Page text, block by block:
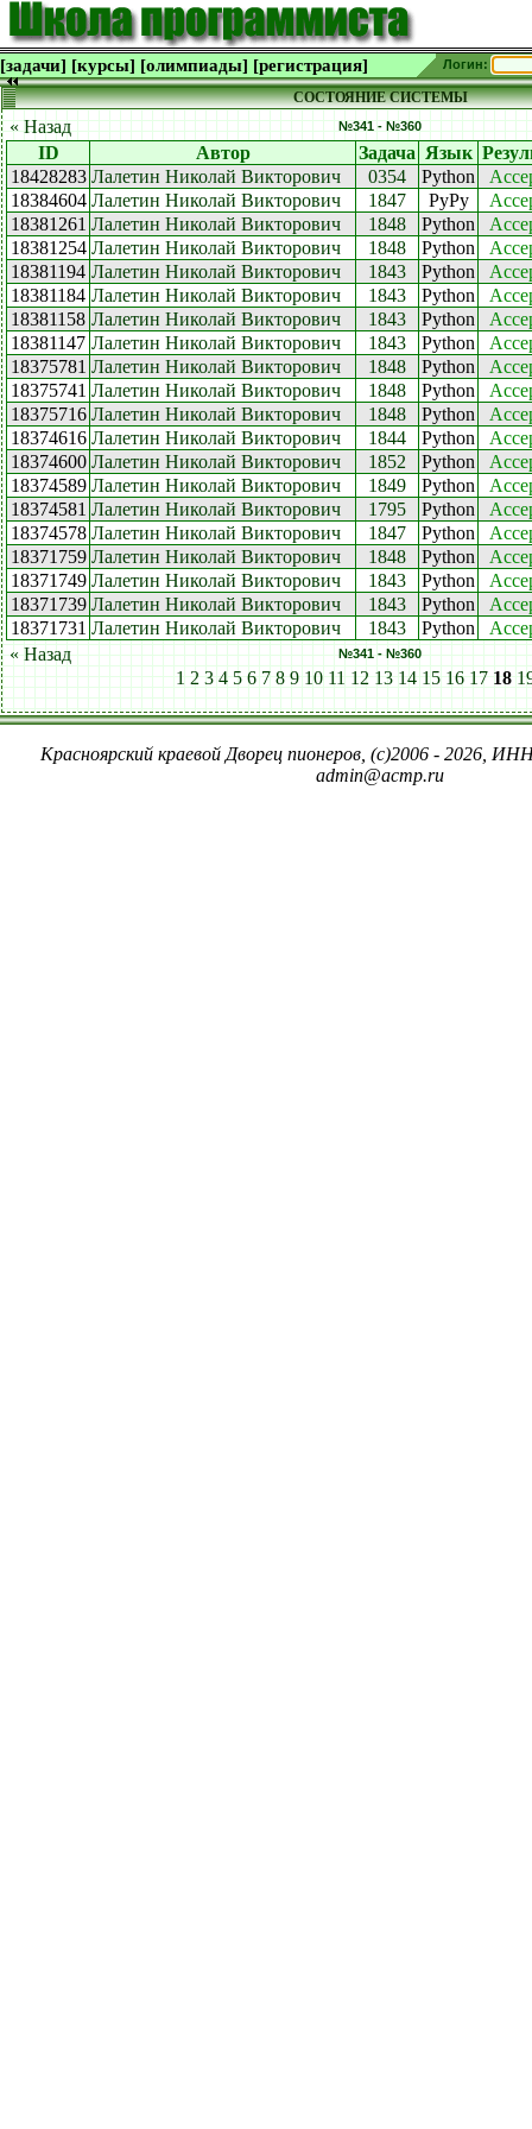
[задачи] [курсы] [олимпиады] [регистрация] Логин:
СОСТОЯНИЕ СИСТЕМЫ
« Назад №341 - №360
ID Автор Задача Язык
18428283 Лалетин Николай Викторович 0354 Python
18384604 Лалетин Николай Викторович 1847 PyPy
18381261 Лалетин Николай Викторович 1848 Python
18381254 Лалетин Николай Викторович 1848 Python
18381194 Лалетин Николай Викторович 1843 Python
18381184 Лалетин Николай Викторович 1843 Python
18381158 Лалетин Николай Викторович 1843 Python
18381147 Лалетин Николай Викторович 1843 Python
18375781 Лалетин Николай Викторович 1848 Python
18375741 Лалетин Николай Викторович 1848 Python
18375716 Лалетин Николай Викторович 1848 Python
18374616 Лалетин Николай Викторович 1844 Python
18374600 Лалетин Николай Викторович 1852 Python
18374589 Лалетин Николай Викторович 1849 Python
18374581 Лалетин Николай Викторович 1795 Python
18374578 Лалетин Николай Викторович 1847 Python
18371759 Лалетин Николай Викторович 1848 Python
18371749 Лалетин Николай Викторович 1843 Python
18371739 Лалетин Николай Викторович 1843 Python
18371731 Лалетин Николай Викторович 1843 Python
« Назад
№341 - №360
1 2 3 4 5 6 7 8 9 10 11 12 13 14 15 16 17 18
Красноярский краевой Дворец пионеров, (c)2006 - 2026,
admin@acmp.ru